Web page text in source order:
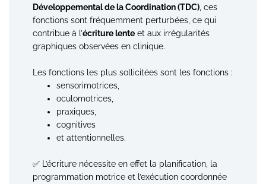
Développemental de la Coordination (TDC) , ces
fonctions sont fréquemment perturbées, ce qui
contribue à l’écriture lente et aux irrégularités
graphiques observées en clinique.
Les fonctions les plus sollicitées sont les fonctions :
sensorimotrices,
oculomotrices,
praxiques,
cognitives
et attentionnelles.
✅ L’écriture nécessite en effet la planification, la
programmation motrice et l’exécution coordonnée